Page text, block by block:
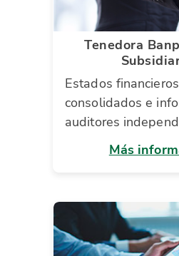
Tenedora
Estados financieros
consolidados e
auditores
Más